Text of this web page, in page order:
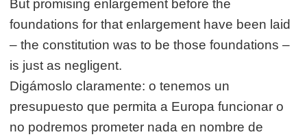
But promising enlargement before the
foundations for that enlargement have been laid
– the constitution was to be those foundations –
is just as negligent.
Digámoslo claramente: o tenemos un
presupuesto que permita a Europa funcionar o
no podremos prometer nada en nombre de